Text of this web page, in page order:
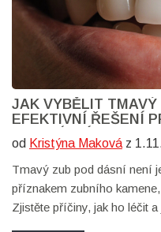
JAK VYBĚLIT
EFEKTIVNÍ ŘEŠENÍ
POD DÁSNÍ
od Kristýna Maková z
Tmavý zub pod dásní není
příznakem zubního
Zjistěte příčiny, jak ho léčit